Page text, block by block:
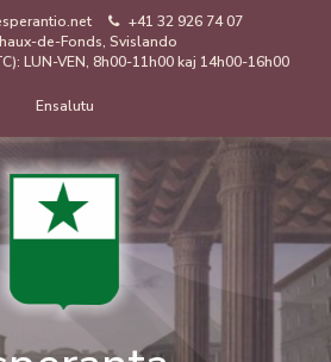
+41 32 926 74 07
de-Fonds, Svislando
LUN-VEN, 8h00-11h00 kaj 14h00-16h00
Ensalutu